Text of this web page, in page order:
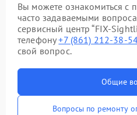
Вы можете ознакомиться с
часто задаваемыми
сервисный центр “FIX-
телефону+7 (861) 212-38-
свой вопрос.
Общие
Вопросы по ремонту